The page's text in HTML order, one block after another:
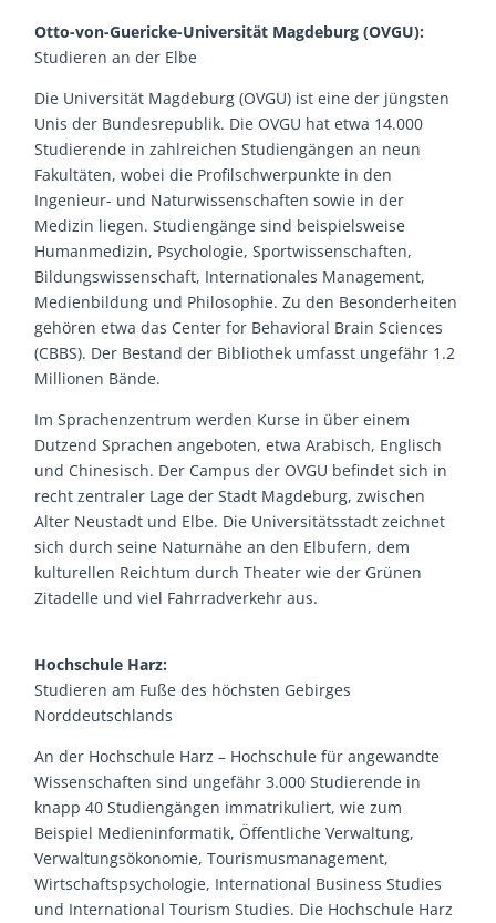
Otto-von-Guericke-Universität Magdeburg (OVGU):
Studieren an der Elbe
Die Universität Magdeburg (OVGU) ist eine der jüngsten
Unis der Bundesrepublik. Die OVGU hat etwa 14.000
Studierende in zahlreichen Studiengängen an neun
Fakultäten, wobei die Profilschwerpunkte in den
Ingenieur- und Naturwissenschaften sowie in der
Medizin liegen. Studiengänge sind beispielsweise
Humanmedizin, Psychologie, Sportwissenschaften,
Bildungswissenschaft, Internationales Management,
Medienbildung und Philosophie. Zu den Besonderheiten
gehören etwa das Center for Behavioral Brain Sciences
(CBBS). Der Bestand der Bibliothek umfasst ungefähr 1.2
Millionen Bände.
Im Sprachenzentrum werden Kurse in über einem
Dutzend Sprachen angeboten, etwa Arabisch, Englisch
und Chinesisch. Der Campus der OVGU befindet sich in
recht zentraler Lage der Stadt Magdeburg, zwischen
Alter Neustadt und Elbe. Die Universitätsstadt zeichnet
sich durch seine Naturnähe an den Elbufern, dem
kulturellen Reichtum durch Theater wie der Grünen
Zitadelle und viel Fahrradverkehr aus.
Hochschule Harz:
Studieren am Fuße des höchsten Gebirges
Norddeutschlands
An der Hochschule Harz – Hochschule für angewandte
Wissenschaften sind ungefähr 3.000 Studierende in
knapp 40 Studiengängen immatrikuliert, wie zum
Beispiel Medieninformatik, Öffentliche Verwaltung,
Verwaltungsökonomie, Tourismusmanagement,
Wirtschaftspsychologie, International Business Studies
und International Tourism Studies. Die Hochschule Harz